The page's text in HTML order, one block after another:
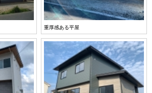
重厚感ある平屋